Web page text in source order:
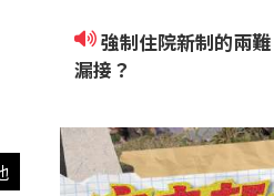
強制住院新制的兩難 社區如何不
漏接？